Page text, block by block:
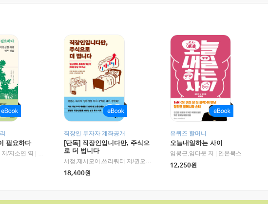
필요하다
/지소연 역
알에이치코리아(RHK)
직장인 투자자 계좌공개
[단독] 직장인입니다만, 주식으
로 더 법니다
서정,제시모어,쓰리쿼터 저/권오태,시그널리포트 편
18,400원
유퀴즈 할머니
오늘내일하는 사이
임봉근,임다운 저
안온북스
12,250원